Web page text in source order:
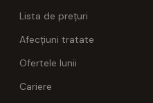
Lista de prețuri
Afecțiuni tratate
Ofertele lunii
Cariere